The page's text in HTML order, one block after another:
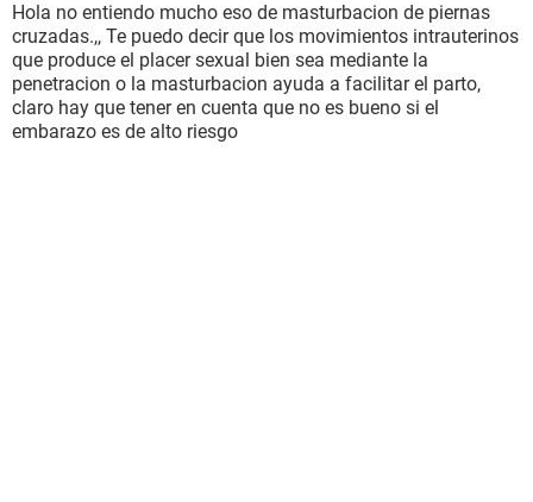
Hola no entiendo mucho eso de masturbacion de piernas
cruzadas.,, Te puedo decir que los movimientos intrauterinos
que produce el placer sexual bien sea mediante la
penetracion o la masturbacion ayuda a facilitar el parto,
claro hay que tener en cuenta que no es bueno si el
embarazo es de alto riesgo